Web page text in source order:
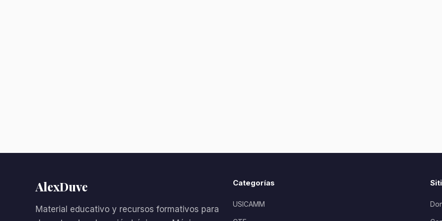
AlexDuve
Material educativo y recursos formativos para
Categorías
USICAMM